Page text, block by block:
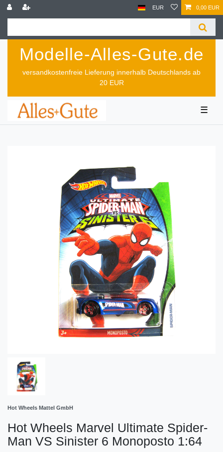
EUR 0,00 EUR
Modelle-Alles-Gute.de
versandkostenfreie Lieferung innerhalb Deutschlands ab
20 EUR
☰
Hot Wheels Mattel GmbH
Hot Wheels Marvel Ultimate Spider-
Man VS Sinister 6 Monoposto 1:64